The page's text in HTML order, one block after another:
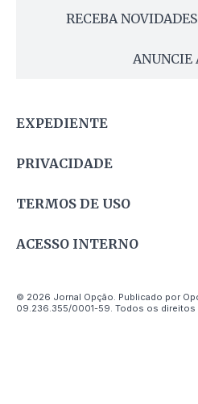
RECEBA
ANUNCIE
EXPEDIENTE
PRIVACIDADE
TERMOS DE USO
ACESSO INTERNO
© 2026 Jornal Opção. Publicado por
09.236.355/0001-59. Todos os direitos